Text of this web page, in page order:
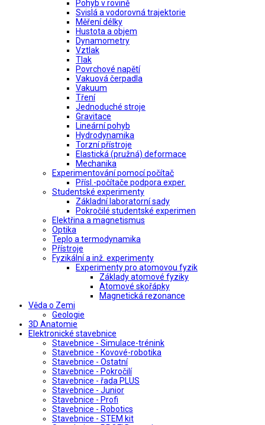
Pohyb v rovině
Svislá a vodorovná trajektorie
Měření délky
Hustota a objem
Dynamometry
Vztlak
Tlak
Povrchové napětí
Vakuová čerpadla
Vakuum
Tření
Jednoduché stroje
Gravitace
Lineární pohyb
Hydrodynamika
Torzní přístroje
Elastická (pružná) deformace
Mechanika
Experimentování pomocí počítač
Přísl.-počítače podpora exper.
Studentské experimenty
Základní laboratorní sady
Pokročilé studentské experimen
Elektřina a magnetismus
Optika
Teplo a termodynamika
Přístroje
Fyzikální a inž. experimenty
Experimenty pro atomovou fyzik
Základy atomové fyziky
Atomové skořápky
Magnetická rezonance
Věda o Zemi
Geologie
3D Anatomie
Elektronické stavebnice
Stavebnice - Simulace-trénink
Stavebnice - Kovové-robotika
Stavebnice - Ostatní
Stavebnice - Pokročilí
Stavebnice - řada PLUS
Stavebnice - Junior
Stavebnice - Profi
Stavebnice - Robotics
Stavebnice - STEM kit